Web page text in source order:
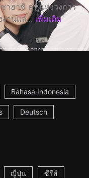
าฮาชิ คู่หูแห่งวงการ
านแล... เพิ่มเติม
Bahasa Indonesia
Deutsch
ญี่ปุ่น ซีรีส์